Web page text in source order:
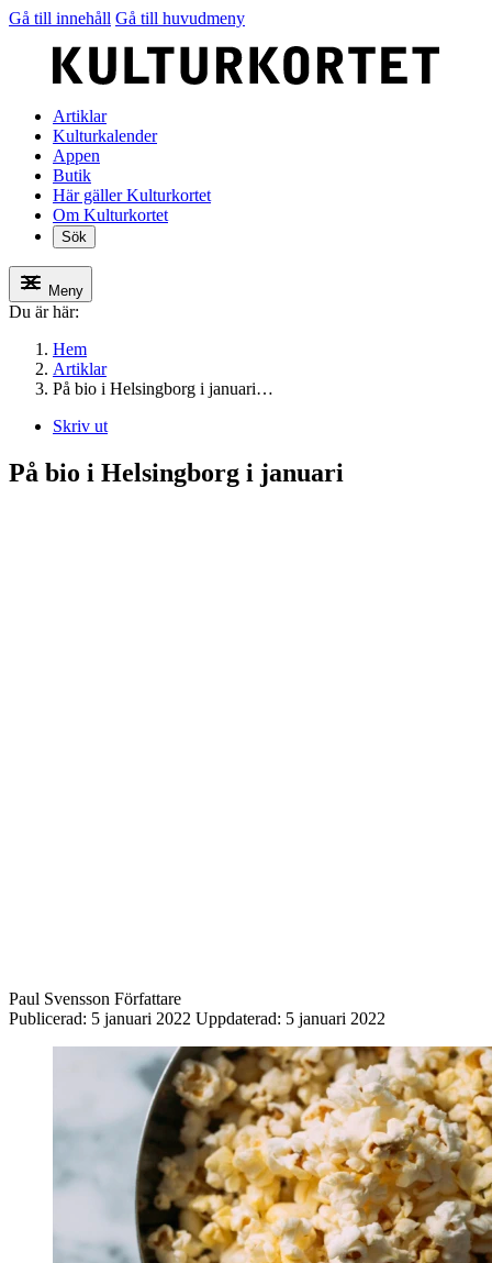
Gå till innehåll Gå till huvudmeny
Artiklar
Kulturkalender
Appen
Butik
Här gäller Kulturkortet
Om Kulturkortet
Sök
Meny
Du är här:
Hem
Artiklar
På bio i Helsingborg i januari…
Skriv ut
På bio i Helsingborg i januari
Paul Svensson Författare
Publicerad: 5 januari 2022 Uppdaterad: 5 januari 2022